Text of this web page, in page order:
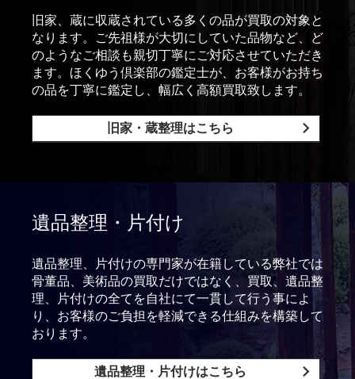
旧家、蔵に収蔵されている多くの品が買取の対象と
なります。ご先祖様が大切にしていた品物など、ど
のようなご相談も親切丁寧にご対応させていただき
ます。ほくゆう倶楽部の鑑定士が、お客様がお持ち
の品を丁寧に鑑定し、幅広く高額買取致します。
旧家・蔵整理はこちら
遺品整理・片付け
遺品整理、片付けの専門家が在籍している弊社では
骨董品、美術品の買取だけではなく、買取、遺品整
理、片付けの全てを自社にて一貫して行う事によ
り、お客様のご負担を軽減できる仕組みを構築して
おります。
遺品整理・片付けはこちら